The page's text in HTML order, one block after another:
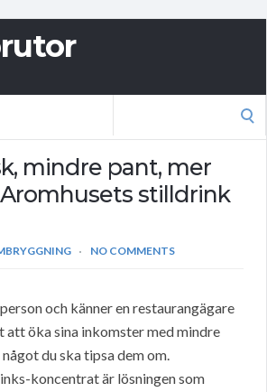
mindre pant, mer
stilldrink
NO COMMENTS
och känner en restaurangägare
att öka sina inkomster med mindre
du ska tipsa dem om.
koncentrat är lösningen som